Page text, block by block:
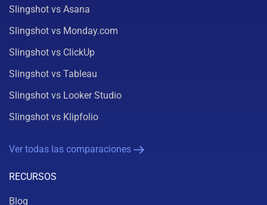
Slingshot vs Asana
Slingshot vs Monday.com
Slingshot vs ClickUp
Slingshot vs Tableau
Slingshot vs Looker Studio
Slingshot vs Klipfolio
Ver todas las comparaciones
RECURSOS
Blog